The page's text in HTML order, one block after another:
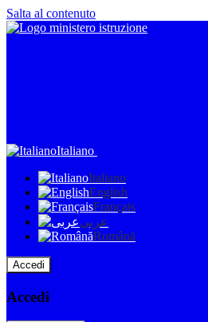
Salta al contenuto
Italiano
Italiano
English
Français
عربى
Română
Accedi
Accedi